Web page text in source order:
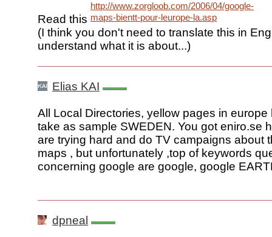
Read this
http://www.zorgloob.com/2006/04/google-
maps-bientt-pour-leurope-la.asp
(I think you don't need to translate this in
understand what it is about...)
Elias KAI
All Local Directories, yellow pages in europe
take as sample SWEDEN. You got eniro.se
are trying hard and do TV campaigns about
maps , but unfortunately ,top of keywords
concerning google are google, google
dpneal